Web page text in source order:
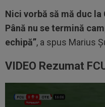
Nici vorbă să mă duc
Până nu se termină
echipă”, a spus Marius
VIDEO Rezumat